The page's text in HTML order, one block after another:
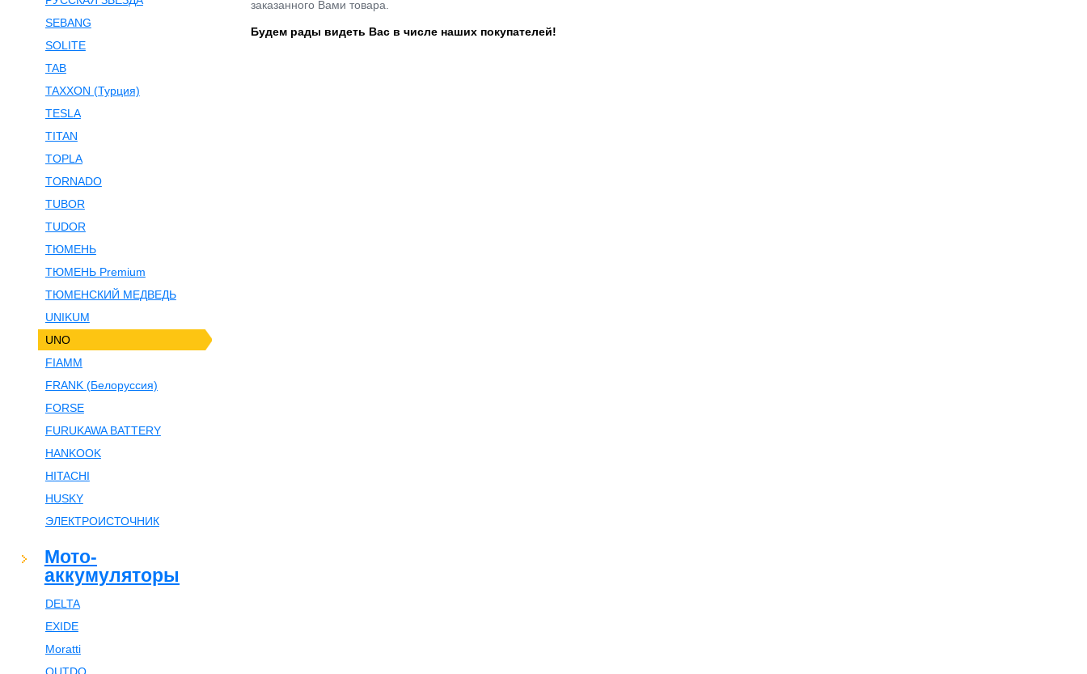
SEBANG
SOLITE
TAB
TAXXON (Турция)
TESLA
TITAN
TOPLA
TORNADO
TUBOR
TUDOR
ТЮМЕНЬ
ТЮМЕНЬ Premium
ТЮМЕНСКИЙ МЕДВЕДЬ
UNIKUM
UNO
FIAMM
FRANK (Белоруссия)
FORSE
FURUKAWA BATTERY
HANKOOK
HITACHI
HUSKY
ЭЛЕКТРОИСТОЧНИК
Мото-
аккумуляторы
DELTA
EXIDE
Moratti
заказанного Вами товара.
Будем рады видеть Вас в числе наших покупателей!